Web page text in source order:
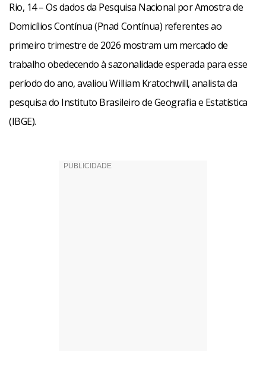
Rio, 14 – Os dados da Pesquisa Nacional por Amostra de
Domicílios Contínua (Pnad Contínua) referentes ao
primeiro trimestre de 2026 mostram um mercado de
trabalho obedecendo à sazonalidade esperada para esse
período do ano, avaliou William Kratochwill, analista da
pesquisa do Instituto Brasileiro de Geografia e Estatística
(IBGE).